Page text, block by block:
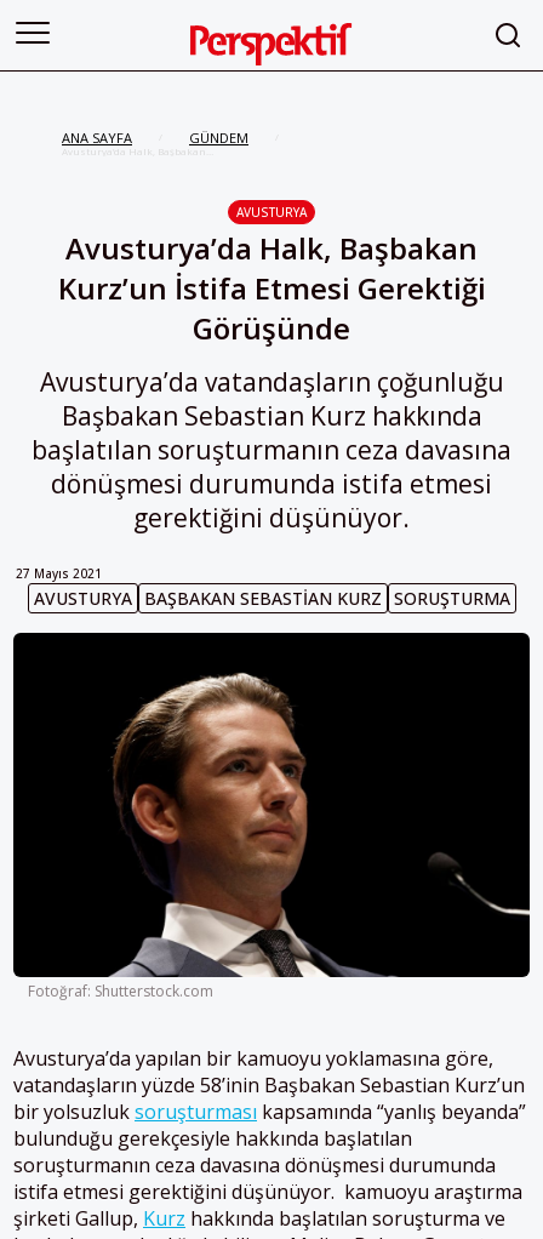
ANA SAYFA GÜNDEM
Avusturya’da Halk, Başbakan
AVUSTURYA
Avusturya’da Halk, Başbakan
Kurz’un İstifa Etmesi Gerektiği
Görüşünde
Avusturya’da vatandaşların çoğunluğu
Başbakan Sebastian Kurz hakkında
başlatılan soruşturmanın ceza davasına
dönüşmesi durumunda istifa etmesi
gerektiğini düşünüyor.
27 Mayıs 2021
AVUSTURYA BAŞBAKAN SEBASTIAN KURZ SORUŞTURMA
Fotoğraf: Shutterstock.com
Avusturya’da yapılan bir kamuoyu yoklamasına göre,
vatandaşların yüzde 58’inin Başbakan Sebastian Kurz’un
bir yolsuzluksoruşturması kapsamında “yanlış beyanda”
bulunduğu gerekçesiyle hakkında başlatılan
soruşturmanın ceza davasına dönüşmesi durumunda
istifa etmesi gerektiğini düşünüyor. kamuoyu araştırma
şirketi Gallup, Kurz hakkında başlatılan soruşturma ve